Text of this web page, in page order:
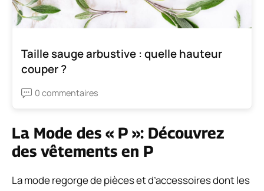
Taille sauge arbustive : quelle hauteur
couper ?
0 commentaires
La Mode des « P »: Découvrez
des vêtements en P
La mode regorge de pièces et d’accessoires dont les